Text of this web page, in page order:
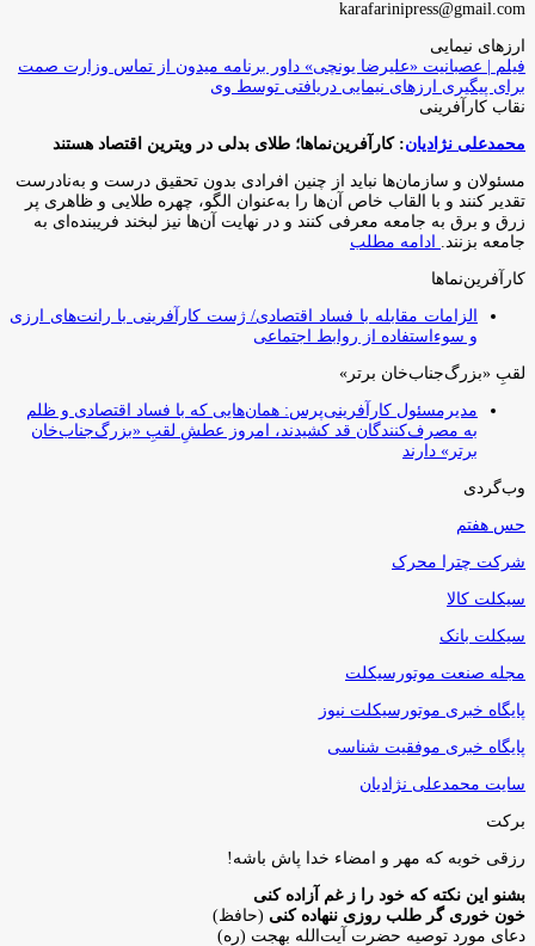
karafarinipress@gmail.com
ارزهای نیمایی
فیلم | عصبانیت «علیرضا یونچی» داور برنامه میدون از تماس وزارت صمت
برای پیگیری ارزهای نیمایی دریافتی توسط وی
نقاب کارآفرینی
محمدعلی نژادیان: کارآفرین‌نماها؛ طلای بدلی در ویترین اقتصاد هستند
مسئولان و سازمان‌ها نباید از چنین افرادی بدون تحقیق درست و به‌نادرست
تقدیر کنند و با القاب خاص آ‌ن‌ها را به‌عنوان الگو، چهره طلایی و ظاهری پر
زرق و برق به جامعه معرفی کنند و در نهایت آن‌ها نیز لبخند فریبنده‌ای به
جامعه بزنند.
ادامه مطلب
کارآفرین‌نماها
الزامات مقابله با فساد اقتصادی/ ژست کارآفرینی با رانت‌های ارزی
و سوءاستفاده از روابط اجتماعی
لقبِ «بزرگ‌جناب‌خان برتر»
مدیرمسئول کارآفرینی‌پرس: همان‌هایی که با فساد اقتصادی و ظلم
به مصرف‌کنندگان قد کشیدند، امروز عطشِ لقبِ «بزرگ‌جناب‌خان
برتر» دارند
وب‌گردی
حس هفتم
شرکت چترا محرک
سیکلت کالا
سیکلت بانک
مجله صنعت موتورسیکلت
پایگاه خبری موتورسیکلت نیوز
پایگاه خبری موفقیت شناسی
سایت محمدعلی نژادیان
برکت
رزقی خوبه كه مهر و امضاء خدا پاش باشه!
بشنو این نکته که خود را ز غم آزاده کنی
خون خوری گر طلب روزی ننهاده کنی (حافظ)
دعای مورد توصیه حضرت آیت‌الله بهجت (ره)